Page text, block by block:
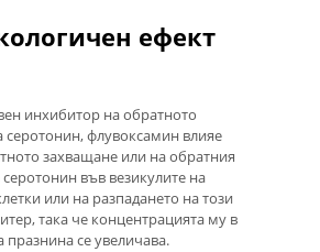
ефект
инхибитор на обратното
серотонин, флувоксамин влияе
захващане или на обратния
във везикулите на
или на разпадането на този
така че концентрацията му в
празнина се увеличава.